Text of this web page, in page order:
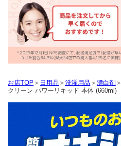
お店TOP ＞ 日用品 ＞ 洗濯用品 ＞ 漂白剤 ＞
クリーン パワーリキッド 本体 (660ml)